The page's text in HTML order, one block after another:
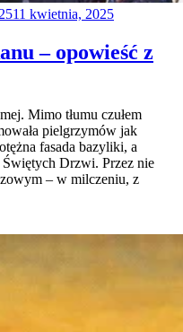
11 kwietnia, 2025
– opowieść z
Mimo tłumu czułem
pielgrzymów jak
fasada bazyliki, a
Drzwi. Przez nie
– w milczeniu, z